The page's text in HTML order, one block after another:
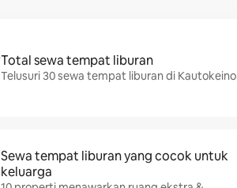
Total sewa tempat liburan
Telusuri 30 sewa tempat liburan di Kautokeino
Sewa tempat liburan yang cocok untuk
keluarga